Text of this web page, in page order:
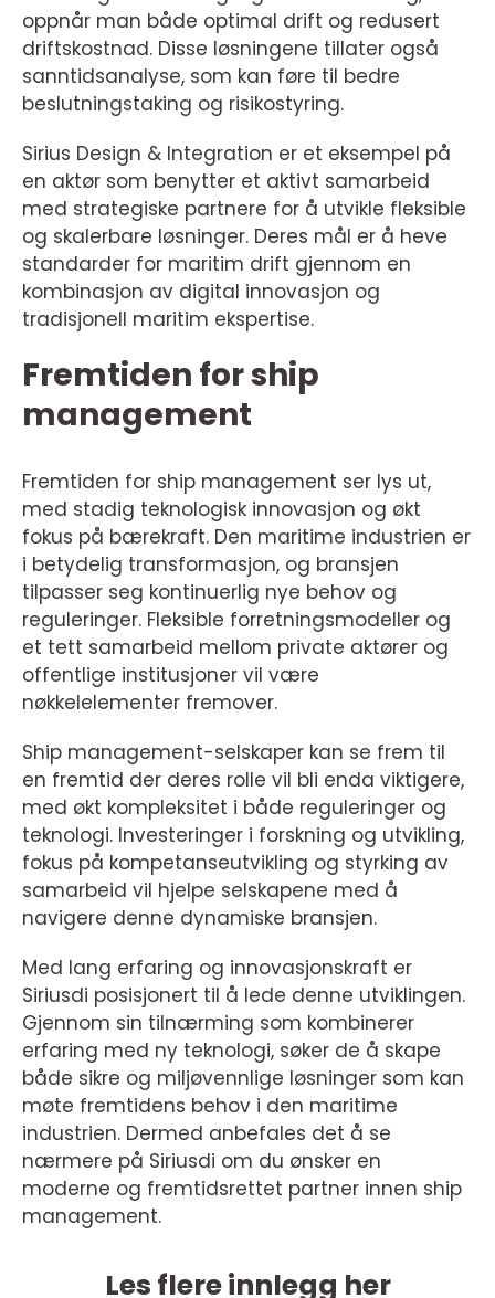
oppnår man både optimal drift og redusert
driftskostnad. Disse løsningene tillater også
sanntidsanalyse, som kan føre til bedre
beslutningstaking og risikostyring.
Sirius Design & Integration er et eksempel på
en aktør som benytter et aktivt samarbeid
med strategiske partnere for å utvikle fleksible
og skalerbare løsninger. Deres mål er å heve
standarder for maritim drift gjennom en
kombinasjon av digital innovasjon og
tradisjonell maritim ekspertise.
Fremtiden for ship
management
Fremtiden for ship management ser lys ut,
med stadig teknologisk innovasjon og økt
fokus på bærekraft. Den maritime industrien er
i betydelig transformasjon, og bransjen
tilpasser seg kontinuerlig nye behov og
reguleringer. Fleksible forretningsmodeller og
et tett samarbeid mellom private aktører og
offentlige institusjoner vil være
nøkkelelementer fremover.
Ship management-selskaper kan se frem til
en fremtid der deres rolle vil bli enda viktigere,
med økt kompleksitet i både reguleringer og
teknologi. Investeringer i forskning og utvikling,
fokus på kompetanseutvikling og styrking av
samarbeid vil hjelpe selskapene med å
navigere denne dynamiske bransjen.
Med lang erfaring og innovasjonskraft er
Siriusdi posisjonert til å lede denne utviklingen.
Gjennom sin tilnærming som kombinerer
erfaring med ny teknologi, søker de å skape
både sikre og miljøvennlige løsninger som kan
møte fremtidens behov i den maritime
industrien. Dermed anbefales det å se
nærmere på Siriusdi om du ønsker en
moderne og fremtidsrettet partner innen ship
management.
Les flere innlegg her